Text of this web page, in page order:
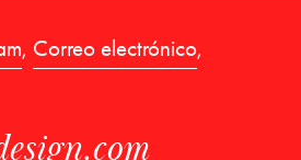
, Correo electrónico,